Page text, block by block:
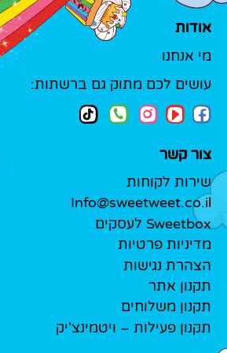
אודות
מי אנחנו
עושים לכם מתוק גם ברשתות:
צור קשר
שירות לקוחות
Info@sweetweet.co.il
Sweetbox לעסקים
מדיניות פרטיות
הצהרת נגישות
תקנון אתר
תקנון משלוחים
תקנון פעילות – ויטמינצ'יק